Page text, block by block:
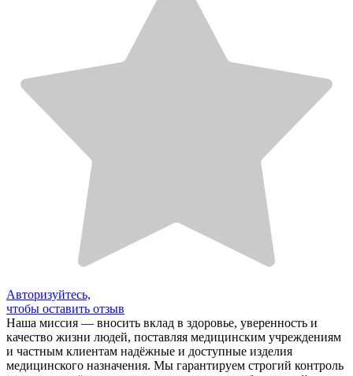
Авторизуйтесь,
чтобы оставить отзыв
Наша миссия — вносить вклад в здоровье, уверенность и
качество жизни людей, поставляя медицинским учреждениям
и частным клиентам надёжные и доступные изделия
медицинского назначения. Мы гарантируем строгий контроль